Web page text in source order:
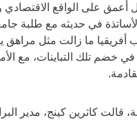
أعمق على الواقع الاقتصادي
في حديثه مع طلبة
أفريقيا ما زالت مثل مراهق
خضم تلك التباينات، مع
قالت كاثرين كينج، مدير